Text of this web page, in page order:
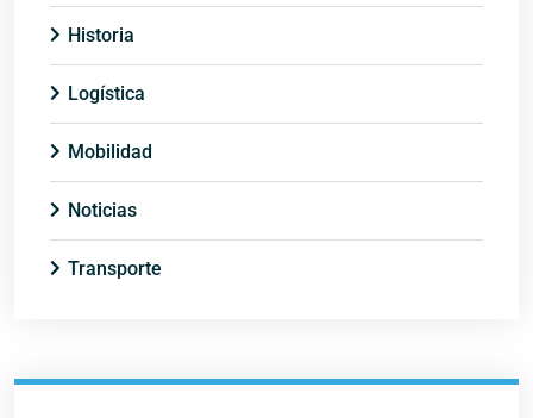
Historia
Logística
Mobilidad
Noticias
Transporte